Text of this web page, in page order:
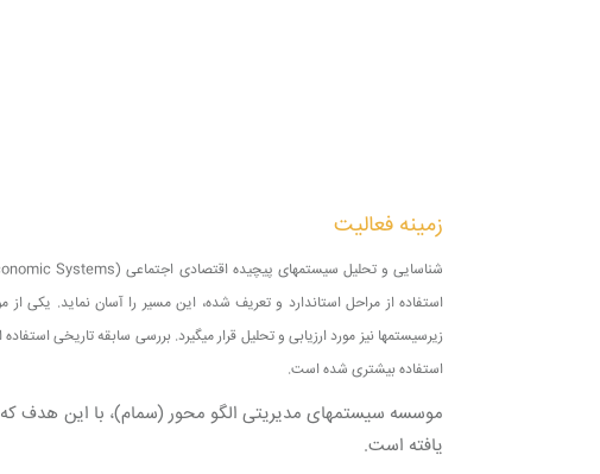
زمینه فعالیت
استفاده بیشتری شده است.
موسسه سیستمهای مدیریتی الگو محور (سمام)، با این هدف که
یافته است.